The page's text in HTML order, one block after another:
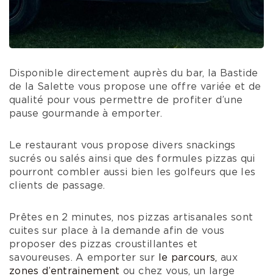
Disponible directement auprès du bar, la Bastide
de la Salette vous propose une offre variée et de
qualité pour vous permettre de profiter d’une
pause gourmande à emporter.
Le restaurant vous propose divers snackings
sucrés ou salés ainsi que des formules pizzas qui
pourront combler aussi bien les golfeurs que les
clients de passage.
Prêtes en 2 minutes, nos pizzas artisanales sont
cuites sur place à la demande afin de vous
proposer des pizzas croustillantes et
savoureuses. A emporter sur
le parcours, aux
zones d’entrainement ou chez vous, un large